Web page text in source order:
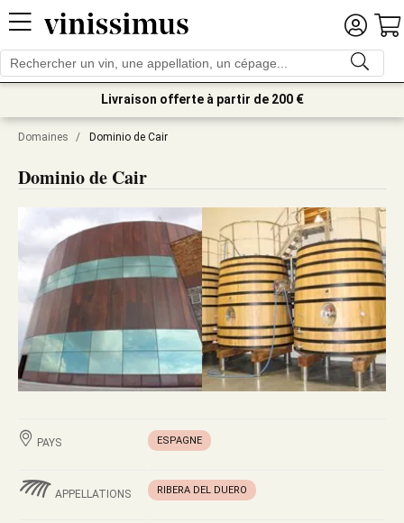
Livraison offerte à partir de 200 €
Domaines / Dominio de Cair
Dominio de Cair
PAYS ESPAGNE
APPELLATIONS RIBERA DEL DUERO